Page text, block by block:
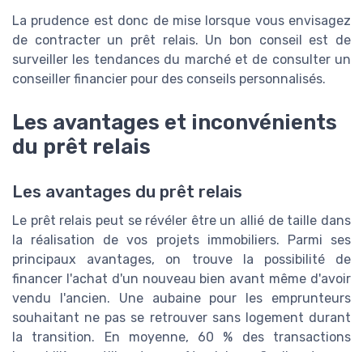
La prudence est donc de mise lorsque vous envisagez
de contracter un prêt relais. Un bon conseil est de
surveiller les tendances du marché et de consulter un
conseiller financier pour des conseils personnalisés.
Les avantages et inconvénients
du prêt relais
Les avantages du prêt relais
Le prêt relais peut se révéler être un allié de taille dans
la réalisation de vos projets immobiliers. Parmi ses
principaux avantages, on trouve la possibilité de
financer l'achat d'un nouveau bien avant même d'avoir
vendu l'ancien. Une aubaine pour les emprunteurs
souhaitant ne pas se retrouver sans logement durant
la transition. En moyenne, 60 % des transactions